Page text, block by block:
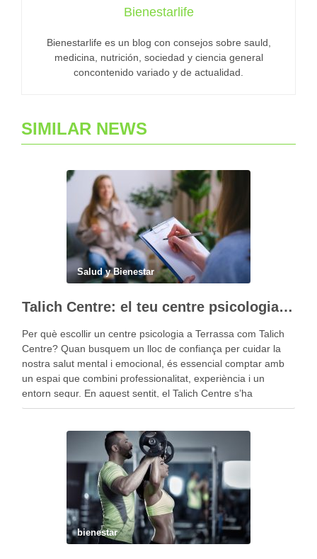
Bienestarlife
Bienestarlife es un blog con consejos sobre sauld,
medicina, nutrición, sociedad y ciencia general
concontenido variado y de actualidad.
SIMILAR NEWS
Salud y Bienestar
Talich Centre: el teu centre psicologia a Terrassa per al benestar emocional
Per què escollir un centre psicologia a Terrassa com Talich
Centre? Quan busquem un lloc de confiança per cuidar la
nostra salut mental i emocional, és essencial comptar amb
un espai que combini professionalitat, experiència i un
entorn segur. En aquest sentit, el Talich Centre s’ha
consolidat com un referent …
bienestar